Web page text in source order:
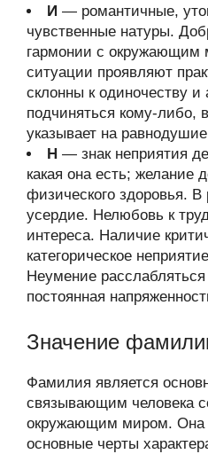
И — романтичные,
чувственные натуры.
гармонии с окружающим
ситуации проявляют
склонны к одиночеству
подчиняться кому-либо,
указывает на
Н — знак неприятия
какая она есть; желание
физического здоровья. В
усердие. Нелюбовь к
интереса. Наличие
категорическое
Неумение
постоянная
Значение
Фамилия является
связывающим человека
окружающим миром. Она
основные черты